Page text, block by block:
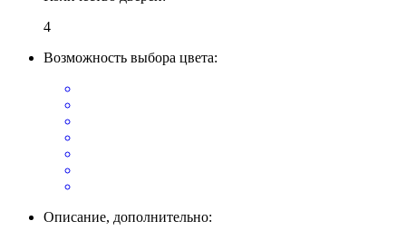
4
Возможность выбора цвета:
Описание, дополнительно: